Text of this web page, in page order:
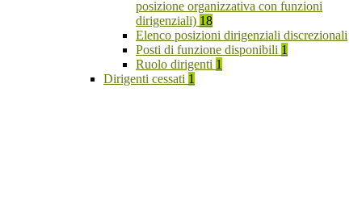
posizione organizzativa con funzioni
dirigenziali) 18
Elenco posizioni dirigenziali discrezionali
Posti di funzione disponibili 1
Ruolo dirigenti 1
Dirigenti cessati 1